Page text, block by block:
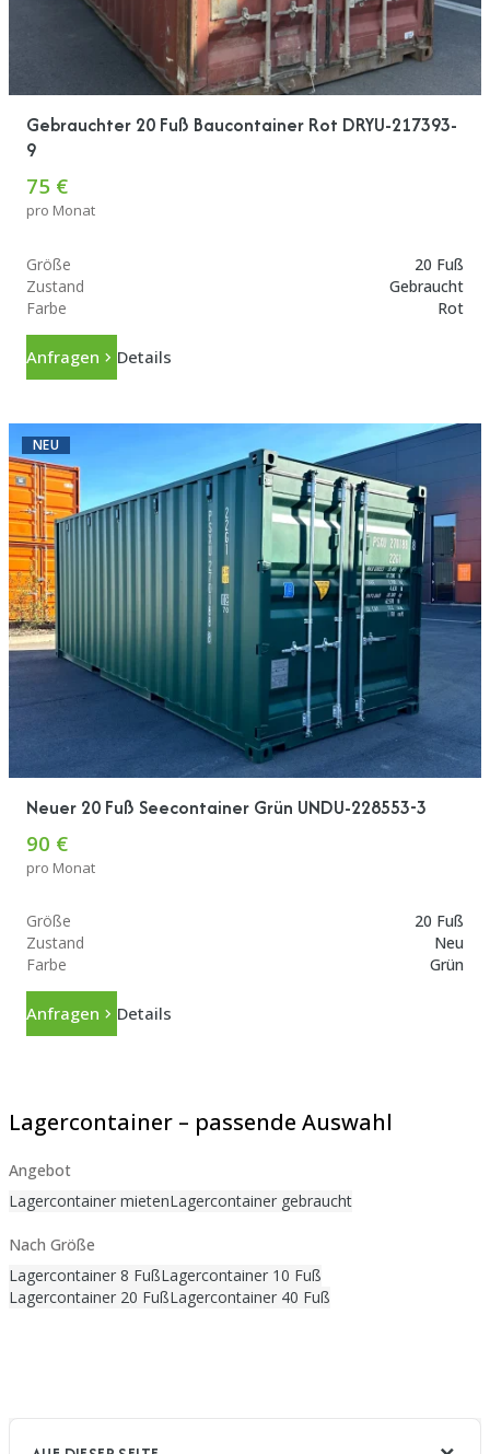
Gebrauchter 20 Fuß Baucontainer Rot DRYU-217393-
9
75 €
pro Monat
Größe
20 Fuß
Zustand
Gebraucht
Farbe
Rot
Anfragen Details
NEU
Neuer 20 Fuß Seecontainer Grün UNDU-228553-3
90 €
pro Monat
Größe
20 Fuß
Zustand
Neu
Farbe
Grün
Anfragen Details
Lagercontainer – passende Auswahl
Angebot
Lagercontainer mietenLagercontainer gebraucht
Nach Größe
Lagercontainer 8 FußLagercontainer 10 Fuß
Lagercontainer 20 FußLagercontainer 40 Fuß